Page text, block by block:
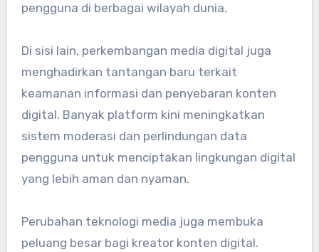
pengguna di berbagai wilayah dunia.
Di sisi lain, perkembangan media digital juga
menghadirkan tantangan baru terkait
keamanan informasi dan penyebaran konten
digital. Banyak platform kini meningkatkan
sistem moderasi dan perlindungan data
pengguna untuk menciptakan lingkungan digital
yang lebih aman dan nyaman.
Perubahan teknologi media juga membuka
peluang besar bagi kreator konten digital.